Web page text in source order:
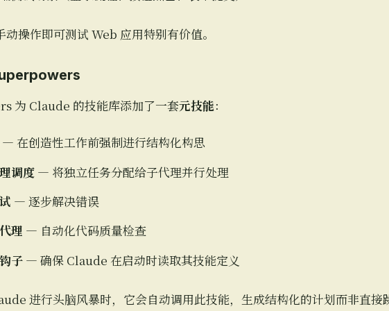
操作即可测试 Web 应用特别有价值。
为 Claude 的技能库添加了一套元技能：
— 在创造性工作前强制进行结构化构思
调度— 将独立任务分配给子代理并行处理
— 逐步解决错误
理 — 自动化代码质量检查
子— 确保 Claude 在启动时读取其技能定义
进行头脑风暴时，它会自动调用此技能，生成结构化的计划而非直接